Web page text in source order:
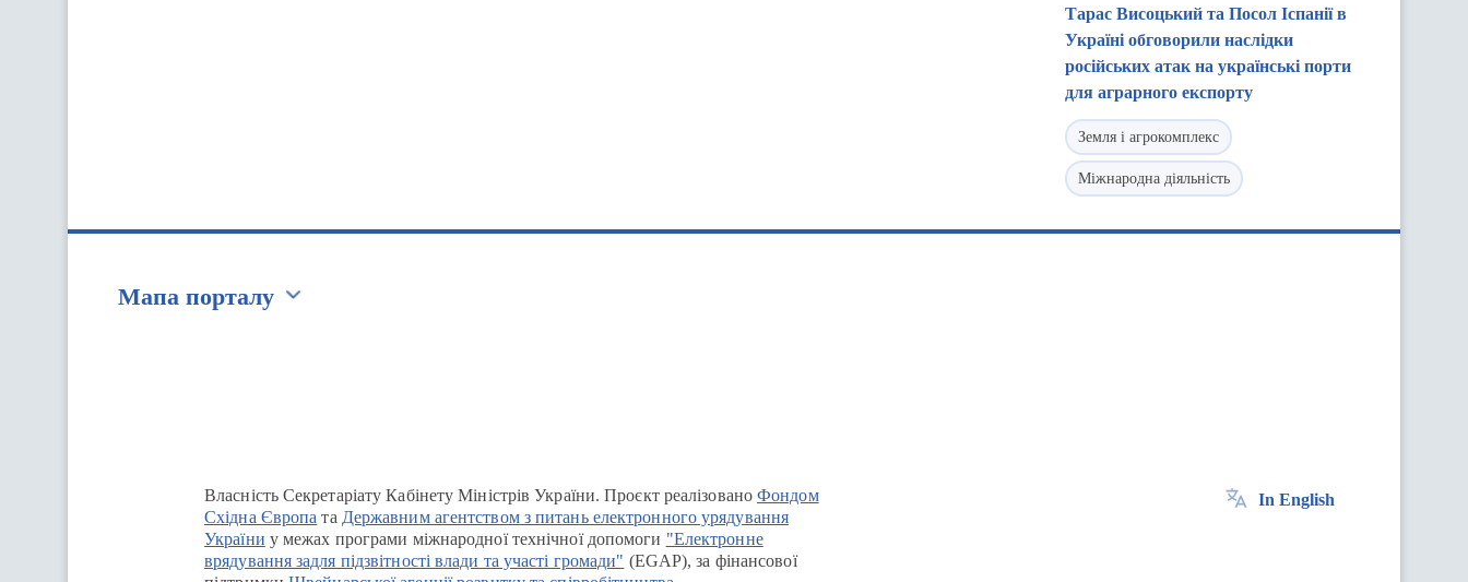
Тарас Висоцький та Посол Іспанії в
Україні обговорили наслідки
російських атак на українські порти
для аграрного експорту
Земля і агрокомплекс
Міжнародна діяльність
Мапа порталу
Власність Секретаріату Кабінету Міністрів України. Проєкт реалізованоФондом
Східна Європа та Державним агентством з питань електронного урядування
України у межах програми міжнародної технічної допомоги "Електронне
врядування задля підзвітності влади та участі громади" (EGAP), за фінансової
In English